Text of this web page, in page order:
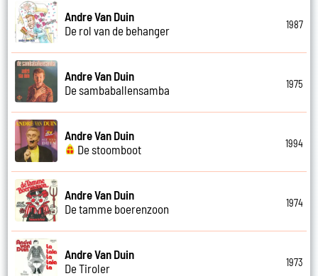
Andre Van Duin
De rol van de behanger
1987
Andre Van Duin
De sambaballensamba
1975
Andre Van Duin
De stoomboot
1994
Andre Van Duin
De tamme boerenzoon
1974
Andre Van Duin
De Tiroler
1973